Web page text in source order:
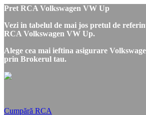
Pret RCA Volkswagen VW Up
Vezi in tabelul de mai jos pretul de
RCA Volkswagen VW Up.
Alege cea mai ieftina asigurare
prin Brokerul tau.
Cumpără RCA